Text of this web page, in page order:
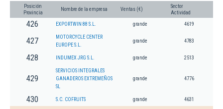
Posición
Provincia
Nombre de la empresa Ventas (€)
Sector
Actividad
426 EXPORTWIN 88 S.L. grande 4619
427
MOTORCYCLE CENTER
EUROPE S.L.
grande 4783
428 INDUMEX JRG S.L. grande 2513
429
SERVICIOS INTEGRALES
GANADEROS EXTREMEÑOS
SL
grande 4776
430 S.C. COFRUITS grande 4631